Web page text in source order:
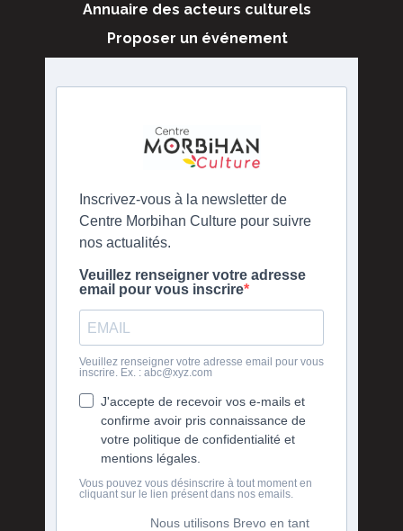
Annuaire des acteurs culturels
Proposer un événement
Inscrivez-vous à la newsletter de
Centre Morbihan Culture pour suivre
nos actualités.
Veuillez renseigner votre adresse
email pour vous inscrire
Veuillez renseigner votre adresse email pour vous
inscrire. Ex. : abc@xyz.com
J'accepte de recevoir vos e-mails et
confirme avoir pris connaissance de
votre politique de confidentialité et
mentions légales.
Vous pouvez vous désinscrire à tout moment en
cliquant sur le lien présent dans nos emails.
Nous utilisons Brevo en tant